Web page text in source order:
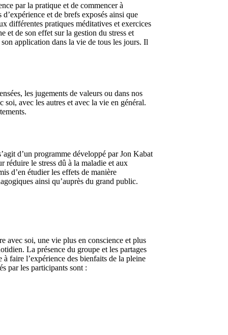
par la pratique et de commencer à
et de brefs exposés ainsi que
différentes pratiques méditatives et exercices
et de son effet sur la gestion du stress et
application dans la vie de tous les jours. Il
les jugements de valeurs ou dans nos
avec les autres et avec la vie en général.
d’un programme développé par Jon Kabat
réduire le stress dû à la maladie et aux
d’en étudier les effets de manière
ainsi qu’auprès du grand public.
avec soi, une vie plus en conscience et plus
La présence du groupe et les partages
faire l’expérience des bienfaits de la pleine
par les participants sont :